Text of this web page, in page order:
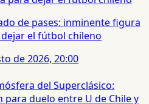
de pases: inminente figura
el fútbol chileno
de 2026, 20:00